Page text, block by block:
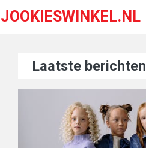
JOOKIESWINKEL.NL
Laatste berichten